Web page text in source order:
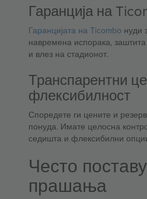
Гаранција на
Гаранцијата на Ticombo нуди
навремена испорака,
и влез на стадионот.
Транспарентни
флексибилност
Споредете ги цените и
понуда. Имате целосна
седишта и флексибилни
Често
прашања